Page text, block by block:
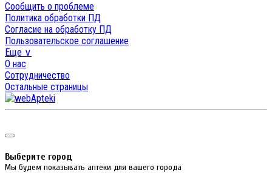
Сообщить о проблеме
Политика обработки ПД
Согласие на обработку ПД
Пользовательское соглашение
Еще ∨
О нас
Сотрудничество
Остальные страницы
Выберите город
Мы будем показывать аптеки для вашего города